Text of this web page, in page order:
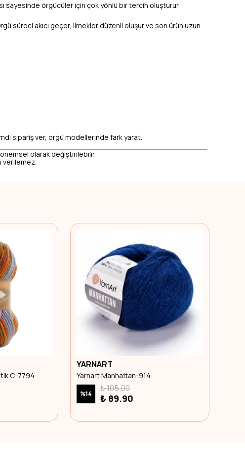
sayesinde örgücüler için çok yönlü bir tercih oluşturur.
süreci akıcı geçer, ilmekler düzenli oluşur ve son ürün uzun
sipariş ver, örgü modellerinde fark yarat.
olarak değiştirilebilir.
verilemez.
C-7794
YARNART
Yarnart Manhattan-914
%14
₺ 105.00
₺ 89.90